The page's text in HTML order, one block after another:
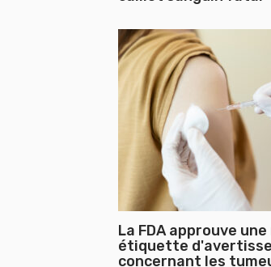
La FDA approuve
étiquette
concernant les